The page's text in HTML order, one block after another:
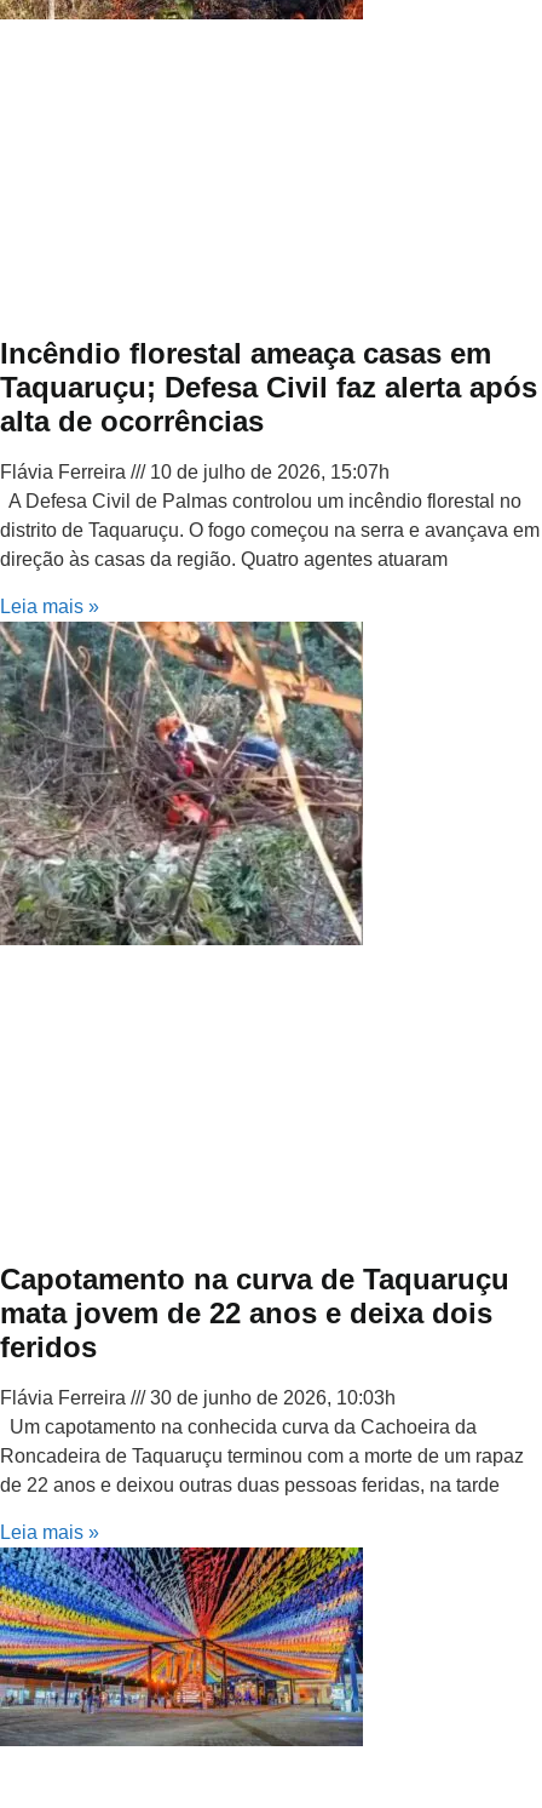
Incêndio florestal ameaça casas em
Taquaruçu; Defesa Civil faz alerta após
alta de ocorrências
Flávia Ferreira
10 de julho de 2026, 15:07h
A Defesa Civil de Palmas controlou um incêndio florestal no
distrito de Taquaruçu. O fogo começou na serra e avançava em
direção às casas da região. Quatro agentes atuaram
Leia mais »
Capotamento na curva de Taquaruçu
mata jovem de 22 anos e deixa dois
feridos
Flávia Ferreira
30 de junho de 2026, 10:03h
Um capotamento na conhecida curva da Cachoeira da
Roncadeira de Taquaruçu terminou com a morte de um rapaz
de 22 anos e deixou outras duas pessoas feridas, na tarde
Leia mais »